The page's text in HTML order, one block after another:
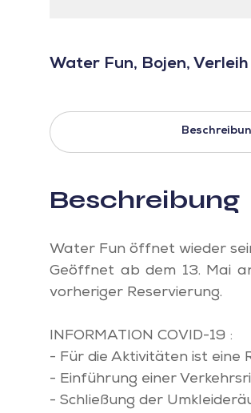
Water Fun, Bojen,
Beschreibung
Water Fun öffnet wieder
Geöffnet ab dem 13. Mai
vorheriger Reservierung.
INFORMATION COVID-19 :
- Für die Aktivitäten ist eine
- Einführung einer
- Schließung der